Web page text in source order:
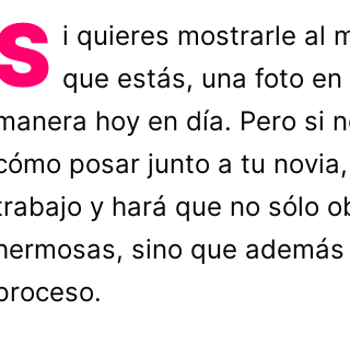
i quieres mostrarle al
que estás, una foto
hoy en día. Pero si
posar junto a tu
y hará que no sólo
sino que